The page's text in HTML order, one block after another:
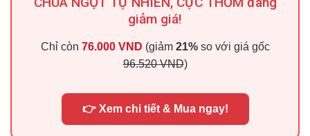
giảm giá!
Chỉ còn 76.000 VND (giảm 21%so với giá gốc
96.520 VND)
👉 Xem chi tiết & Mua ngay!